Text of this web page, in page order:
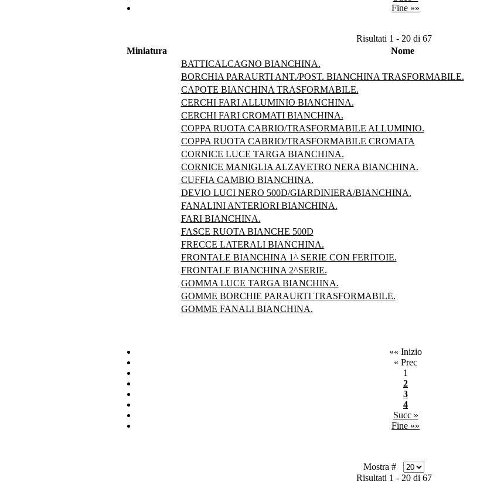
Fine »»
Risultati 1 - 20 di 67
Miniatura
Nome
BATTICALCAGNO BIANCHINA.
BORCHIA PARAURTI ANT./POST. BIANCHINA TRASFORMABILE.
CAPOTE BIANCHINA TRASFORMABILE.
CERCHI FARI ALLUMINIO BIANCHINA.
CERCHI FARI CROMATI BIANCHINA.
COPPA RUOTA CABRIO/TRASFORMABILE ALLUMINIO.
COPPA RUOTA CABRIO/TRASFORMABILE CROMATA
CORNICE LUCE TARGA BIANCHINA.
CORNICE MANIGLIA ALZAVETRO NERA BIANCHINA.
CUFFIA CAMBIO BIANCHINA.
DEVIO LUCI NERO 500D/GIARDINIERA/BIANCHINA.
FANALINI ANTERIORI BIANCHINA.
FARI BIANCHINA.
FASCE RUOTA BIANCHE 500D
FRECCE LATERALI BIANCHINA.
FRONTALE BIANCHINA 1^ SERIE CON FERITOIE.
FRONTALE BIANCHINA 2^SERIE.
GOMMA LUCE TARGA BIANCHINA.
GOMME BORCHIE PARAURTI TRASFORMABILE.
GOMME FANALI BIANCHINA.
«« Inizio
« Prec
1
2
3
4
Succ »
Fine »»
Mostra #
Risultati 1 - 20 di 67